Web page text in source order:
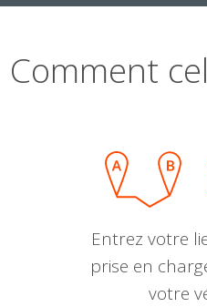
Comment
Entrez votre
prise en
votre